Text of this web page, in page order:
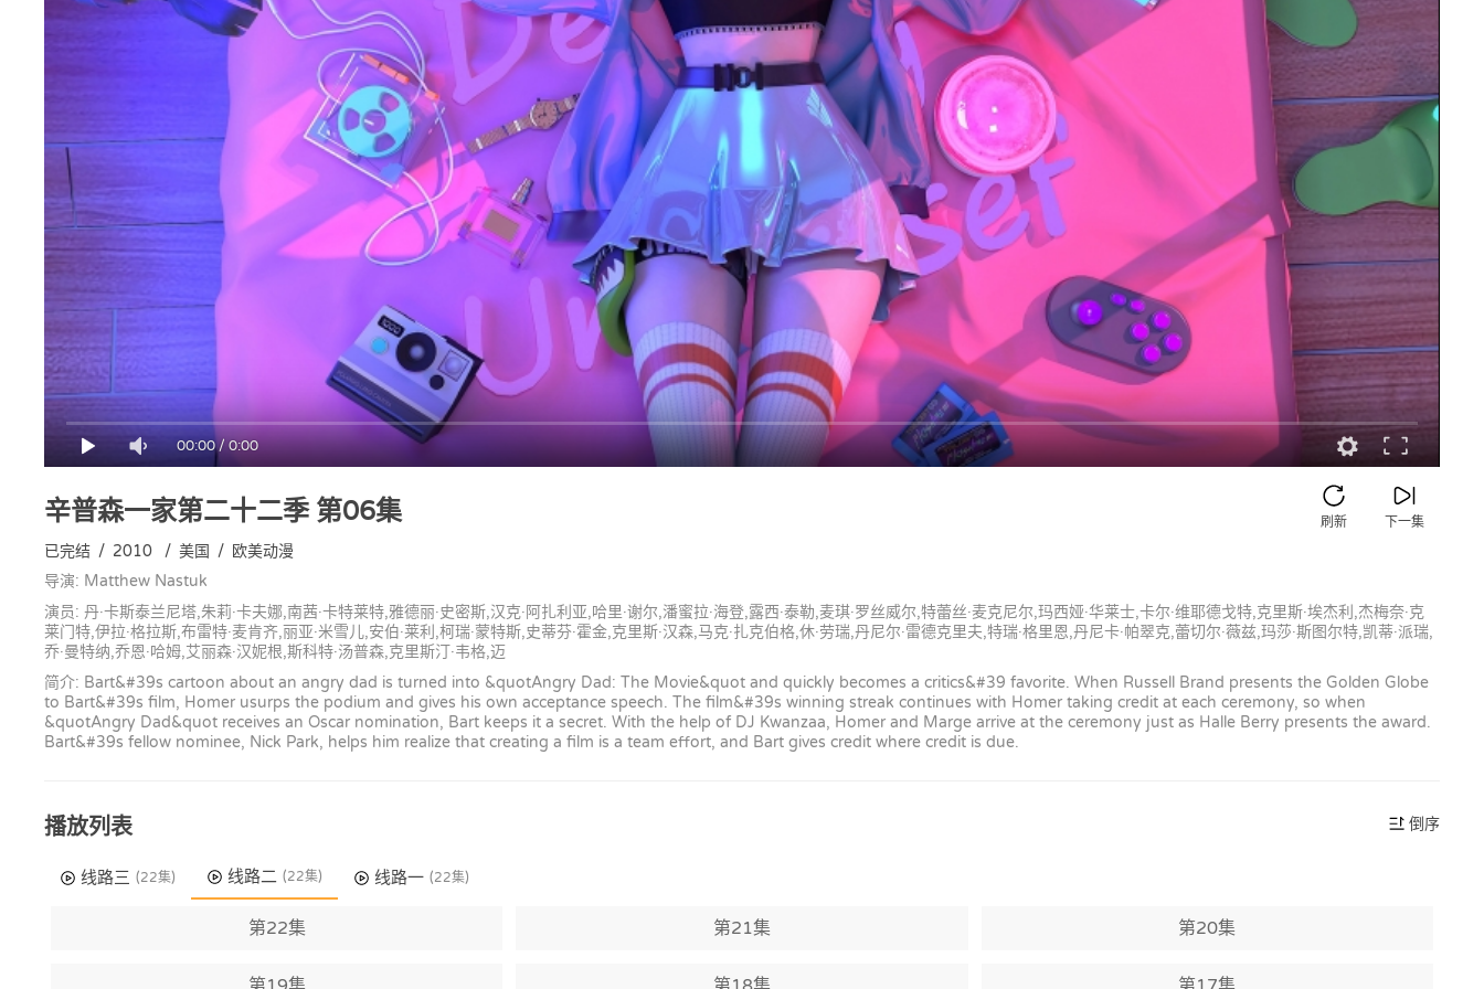
00:00/0:00
辛普森一家第二十二季第06集 下一集
刷新
已完结 / 2010 / 美国 / 欧美动漫
导演: Matthew Nastuk
演员: 丹·卡斯泰兰尼塔,朱莉·卡夫娜,南茜·卡特莱特,雅德丽·史密斯,汉克·阿扎利亚,哈里·谢尔,潘蜜拉·海登,露西·泰勒,麦琪·罗丝威尔,特蕾丝·麦克尼尔,玛西娅·华莱士,卡尔·维耶德戈特,克里斯·埃杰利,杰梅奈·克
莱门特,伊拉·格拉斯,布雷特·麦肯齐,丽亚·米雪儿,安伯·莱利,柯瑞·蒙特斯,史蒂芬·霍金,克里斯·汉森,马克·扎克伯格,休·劳瑞,丹尼尔·雷德克里夫,特瑞·格里恩,丹尼卡·帕翠克,蕾切尔·薇兹,玛莎·斯图尔特,凯蒂·派瑞,
乔·曼特纳,乔恩·哈姆,艾丽森·汉妮根,斯科特·汤普森,克里斯汀·韦格,迈
简介: Bart&#39s cartoon about an angry dad is turned into &quotAngry Dad: The Movie&quot and quickly becomes a critics&#39 favorite. When Russell Brand presents the Golden Globe
to Bart&#39s film, Homer usurps the podium and gives his own acceptance speech. The film&#39s winning streak continues with Homer taking credit at each ceremony, so when
&quotAngry Dad&quot receives an Oscar nomination, Bart keeps it a secret. With the help of DJ Kwanzaa, Homer and Marge arrive at the ceremony just as Halle Berry presents the award.
Bart&#39s fellow nominee, Nick Park, helps him realize that creating a film is a team effort, and Bart gives credit where credit is due.
播放列表 倒序
线路三 (22集) 线路二 (22集) 线路一 (22集)
第22集 第21集 第20集